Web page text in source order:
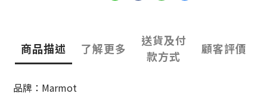
商品描述 了解更多
送貨及付
款方式
顧客評價
品牌：Marmot